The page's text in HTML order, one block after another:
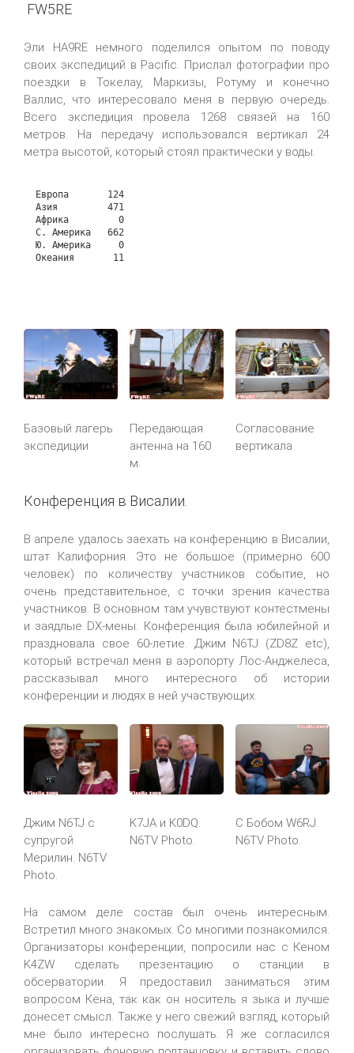
FW5RE
Эли HA9RE немного поделился опытом по поводу
своих экспедиций в Pacific. Прислал фотографии про
поездки в Токелау, Маркизы, Ротуму и конечно
Валлис, что интересовало меня в первую очередь.
Всего экспедиция провела 1268 связей на 160
метров. На передачу использовался вертикал 24
метра высотой, который стоял практически у воды.
Европа       124
Азия         471
Африка         0
С. Америка   662
Ю. Америка     0
Базовый лагерь
экспедиции
Передающая
антенна на 160
м.
Согласование
вертикала
Конференция в Висалии.
В апреле удалось заехать на конференцию в Висалии,
штат Калифорния. Это не большое (примерно 600
человек) по количеству участников событие, но
очень представительное, с точки зрения качества
участников. В основном там учувствуют контестмены
и заядлые DX-мены. Конференция была юбилейной и
праздновала свое 60-летие. Джим N6TJ (ZD8Z etc),
который встречал меня в аэропорту Лос-Анджелеса,
рассказывал много интересного об истории
конференции и людях в ней участвующих.
Джим N6TJ c
супругой
Мерилин. N6TV
Photo.
K7JA и K0DQ.
N6TV Photo.
С Бобом W6RJ.
N6TV Photo.
На самом деле состав был очень интересным.
Встретил много знакомых. Со многими познакомился.
Организаторы конференции, попросили нас с Кеном
K4ZW сделать презентацию о станции в
обсерватории. Я предоставил заниматься этим
вопросом Кена, так как он носитель я зыка и лучше
донесет смысл. Также у него свежий взгляд, который
мне было интересно послушать. Я же согласился